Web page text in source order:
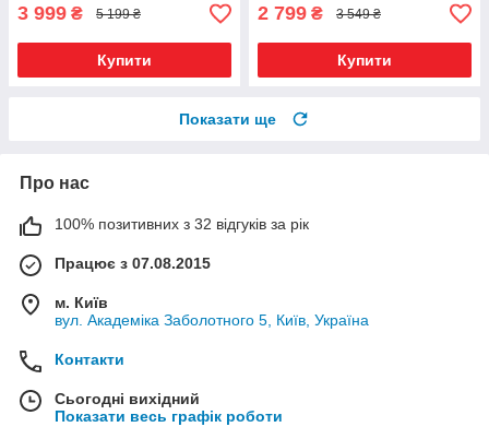
3 999 ₴ 5 199 ₴
Купити
2 799 ₴ 3 549 ₴
Купити
Показати ще
Про нас
100% позитивних з 32 відгуків за рік
Працює з 07.08.2015
м. Київ
вул. Академіка Заболотного 5, Київ, Україна
Контакти
Сьогодні вихідний
Показати весь графік роботи